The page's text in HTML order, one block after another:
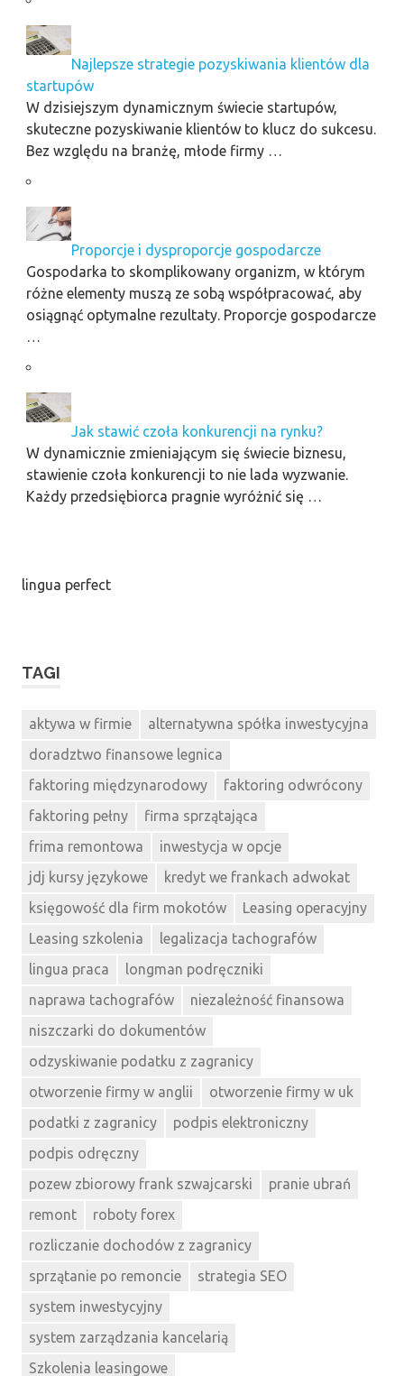
Najlepsze strategie pozyskiwania klientów dla
startupów
W dzisiejszym dynamicznym świecie startupów,
skuteczne pozyskiwanie klientów to klucz do sukcesu.
Bez względu na branżę, młode firmy …
Proporcje i dysproporcje gospodarcze
Gospodarka to skomplikowany organizm, w którym
różne elementy muszą ze sobą współpracować, aby
osiągnąć optymalne rezultaty. Proporcje gospodarcze
…
Jak stawić czoła konkurencji na rynku?
W dynamicznie zmieniającym się świecie biznesu,
stawienie czoła konkurencji to nie lada wyzwanie.
Każdy przedsiębiorca pragnie wyróżnić się …
lingua perfect
TAGI
aktywa w firmie
alternatywna spółka inwestycyjna
doradztwo finansowe legnica
faktoring międzynarodowy
faktoring odwrócony
faktoring pełny
firma sprzątająca
frima remontowa
inwestycja w opcje
jdj kursy językowe
kredyt we frankach adwokat
księgowość dla firm mokotów
Leasing operacyjny
Leasing szkolenia
legalizacja tachografów
lingua praca
longman podręczniki
naprawa tachografów
niezależność finansowa
niszczarki do dokumentów
odzyskiwanie podatku z zagranicy
otworzenie firmy w anglii
otworzenie firmy w uk
podatki z zagranicy
podpis elektroniczny
podpis odręczny
pozew zbiorowy frank szwajcarski
pranie ubrań
remont
roboty forex
rozliczanie dochodów z zagranicy
sprzątanie po remoncie
strategia SEO
system inwestycyjny
system zarządzania kancelarią
Szkolenia leasingowe